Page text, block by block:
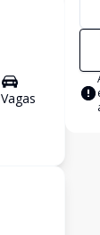
Vagas